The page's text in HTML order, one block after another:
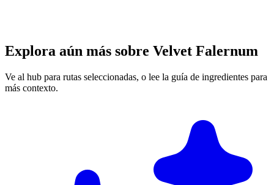
Explora aún más sobre Velvet Falernum
Ve al hub para rutas seleccionadas, o lee la guía de ingredientes para
más contexto.